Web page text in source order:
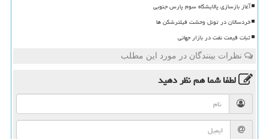
آغاز بازسازی پالایشگاه سوم پارس جنوبی
خردسالان در تونل وحشت فیلترشکن ها
ثبات قیمت نفت در بازار جهانی
نظرات بینندگان در مورد این مطلب
لطفا شما همنظر دهید